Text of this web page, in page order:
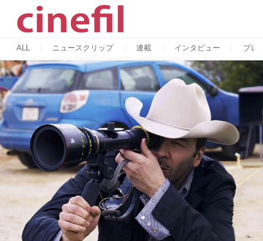
ALL ニュースクリップ 連載 インタビュー プレ